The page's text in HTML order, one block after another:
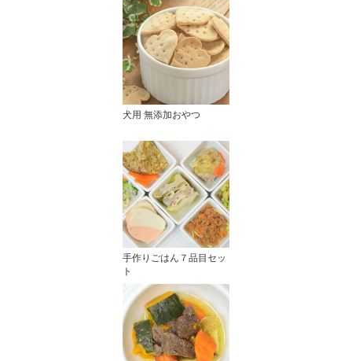
犬用 無添加おやつ
手作りごはん７品目セッ
ト